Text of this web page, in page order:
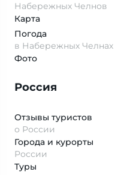
Набережных Челнов
Карта
Погода
в Набережных Челнах
Фото
Россия
Отзывы туристов
о России
Города и курорты
России
Туры